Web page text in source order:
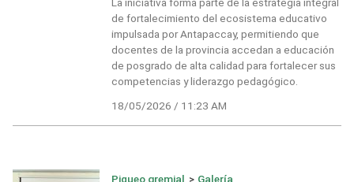
La iniciativa forma parte de la estrategia integral
de fortalecimiento del ecosistema educativo
impulsada por Antapaccay, permitiendo que
docentes de la provincia accedan a educación
de posgrado de alta calidad para fortalecer sus
competencias y liderazgo pedagógico.
18/05/2026 / 11:23 AM
Piqueo gremial > Galería